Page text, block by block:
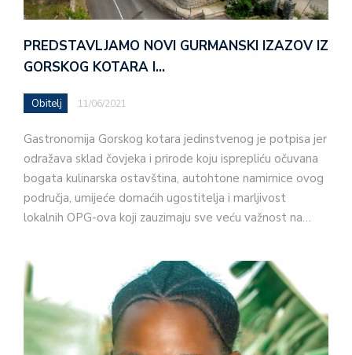
PREDSTAVLJAMO NOVI GURMANSKI IZAZOV IZ
GORSKOG KOTARA I…
Obitelj 11/06/2021
Gastronomija Gorskog kotara jedinstvenog je potpisa jer
odražava sklad čovjeka i prirode koju isprepliću očuvana
bogata kulinarska ostavština, autohtone namirnice ovog
područja, umijeće domaćih ugostitelja i marljivost
lokalnih OPG-ova koji zauzimaju sve veću važnost na…